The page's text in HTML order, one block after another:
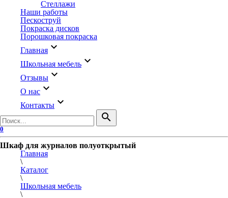
Стеллажи
Наши работы
Пескоструй
Покраска дисков
Порошковая покраска
Главная keyboard_arrow_down
Школьная мебель keyboard_arrow_down
Отзывы keyboard_arrow_down
О нас keyboard_arrow_down
Контакты keyboard_arrow_down
search
0
Шкаф для журналов полуоткрытый
Главная
\
Каталог
\
Школьная мебель
\